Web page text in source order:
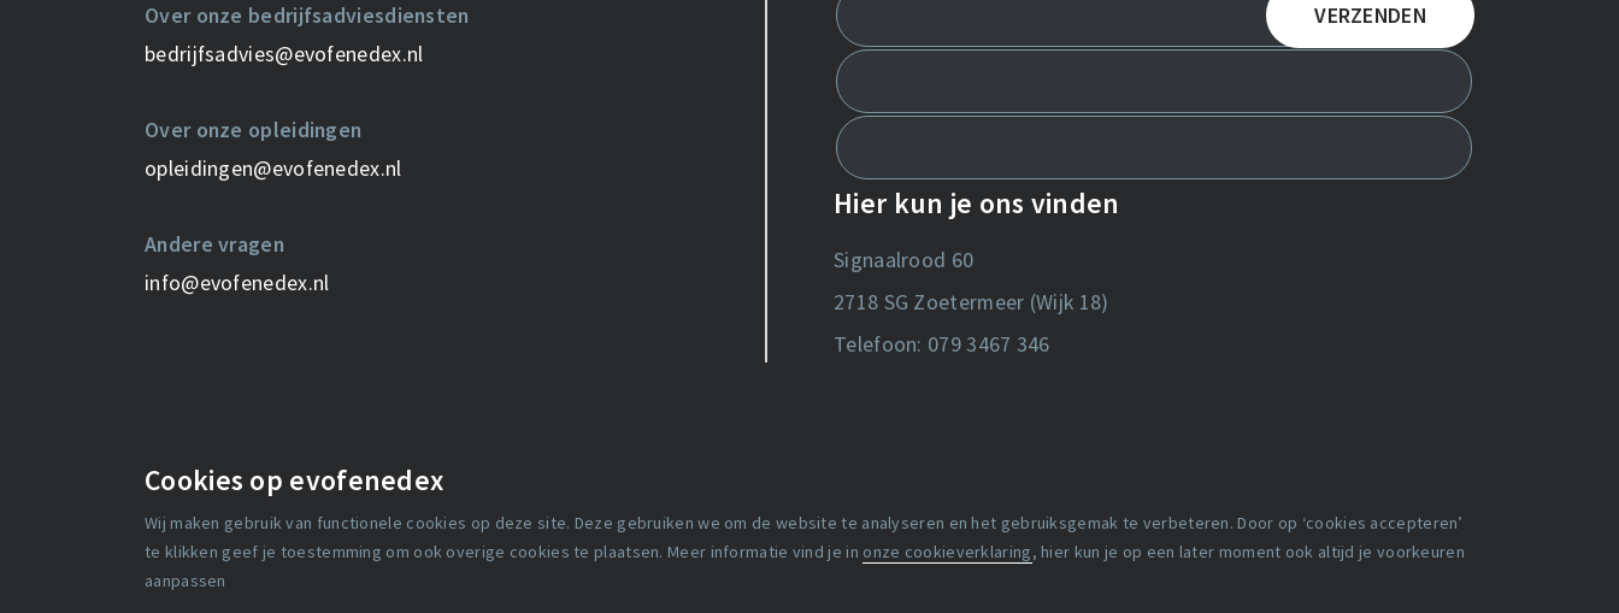
Cookies op evofenedex
Wij maken gebruik van functionele cookies op deze site. Deze gebruiken we om de website te analyseren en het gebruiksgemak te verbeteren. Door op ‘cookies accepteren’
te klikken geef je toestemming om ook overige cookies te plaatsen. Meer informatie vind je in onze cookieverklaring, hier kun je op een later moment ook altijd je voorkeuren
aanpassen
Over onze bedrijfsadviesdiensten
bedrijfsadvies@evofenedex.nl
Over onze opleidingen
opleidingen@evofenedex.nl
Andere vragen
info@evofenedex.nl
Hier kun je ons vinden
Signaalrood 60
2718 SG Zoetermeer (Wijk 18)
Telefoon: 079 3467 346
Media Over ons Copyright statement